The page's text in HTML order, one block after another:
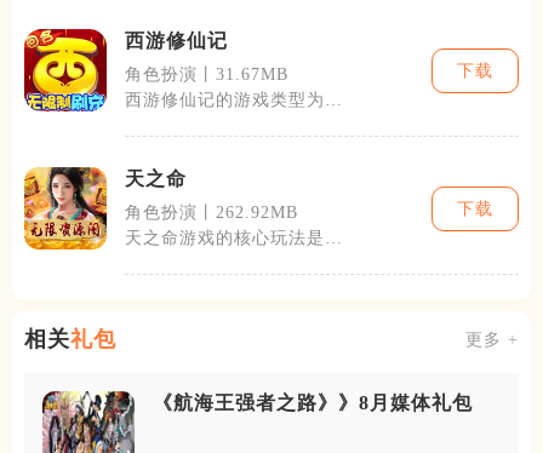
西游修仙记
角色扮演丨31.67MB
西游修仙记的游戏类型为角
下载
天之命
角色扮演丨262.92MB
天之命游戏的核心玩法是角
下载
相关礼包 更多 +
《航海王强者之路》》8月媒体礼包